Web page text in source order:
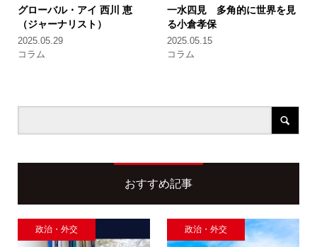
グローバル・アイ 西川 恵
（ジャーナリスト）
2025.05.29
コラム
一水四見 多角的に世界を見
る小倉孝保
2025.05.15
コラム
おすすめ記事
政治・外交 政治・外交